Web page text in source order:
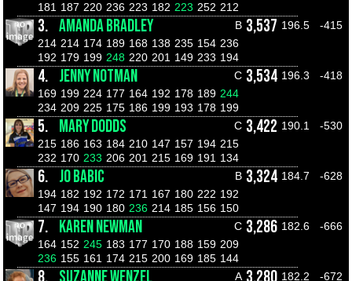
181 187 220 236 223 182 223 252 212
3. AMANDA BRADLEY B 3,537 196.5
-415
214 214 174 189 168 138 235 154 236
192 179 199 248 220 201 149 233 194
4. JENNY NOTMAN C 3,534 196.3
-418
169 199 224 177 164 192 178 189 244
234 209 225 175 186 199 193 178 199
5. MARY DODDS C 3,422 190.1
-530
215 186 163 184 210 147 157 194 215
232 170 233 206 201 215 169 191 134
6. JO BABIC B 3,324 184.7
-628
194 182 192 172 171 167 180 222 192
147 194 190 180 236 214 185 156 150
7. KAREN NEWMAN C 3,286 182.6
-666
164 152 245 183 177 170 188 159 209
236 155 161 174 215 200 169 185 144
A 182.2
-672